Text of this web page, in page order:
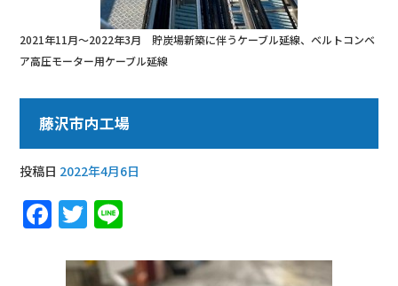
2021年11月〜2022年3月 貯炭場新築に伴うケーブル延線、ベルトコンベ
ア高圧モーター用ケーブル延線
藤沢市内工場
投稿日 2022年4月6日
F
a
c
T
w
it e